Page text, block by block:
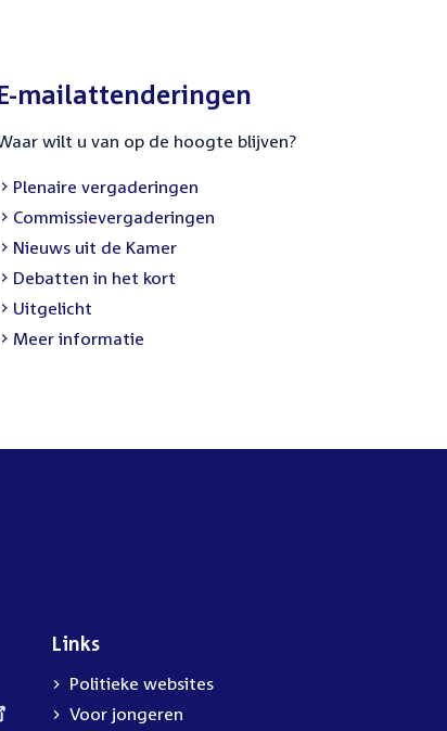
mailattenderingen
wilt u van op de hoogte blijven?
External
link:
Plenaire vergaderingen
External
link:
Commissievergaderingen
External
link:
Nieuws uit de Kamer
External
link:
Debatten in het kort
External
link:
Uitgelicht
Meer informatie
Links
Politieke websites
Voor jongeren